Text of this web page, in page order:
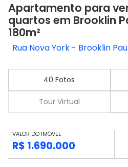
Apartamento para
quartos em Brooklin
180m²
Rua Nova York - Brooklin
40 Fotos
Tour Virtual
VALOR DO IMÓVEL
R$ 1.690.000